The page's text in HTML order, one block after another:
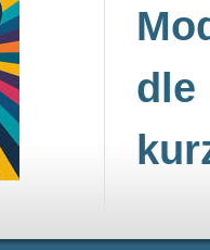
dle